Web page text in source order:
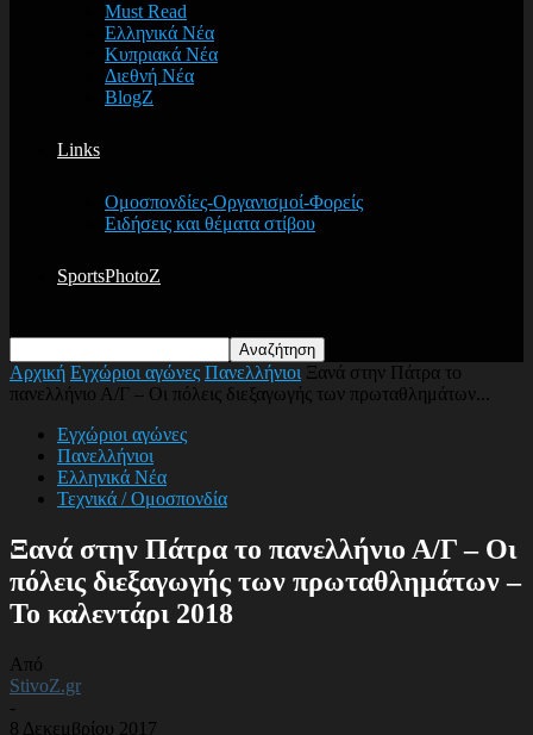
Must Read
Ελληνικά Νέα
Κυπριακά Νέα
Διεθνή Νέα
BlogZ
Links
Ομοσπονδίες-Οργανισμοί-Φορείς
Ειδήσεις και θέματα στίβου
SportsPhotoZ
Αρχική Εγχώριοι αγώνες Πανελλήνιοι Ξανά στην Πάτρα το
πανελλήνιο Α/Γ – Οι πόλεις διεξαγωγής των πρωταθλημάτων...
Εγχώριοι αγώνες
Πανελλήνιοι
Ελληνικά Νέα
Τεχνικά / Ομοσπονδία
Ξανά στην Πάτρα το πανελλήνιο Α/Γ – Οι
πόλεις διεξαγωγής των πρωταθλημάτων –
Το καλεντάρι 2018
Από
StivoZ.gr
-
8 Δεκεμβρίου 2017